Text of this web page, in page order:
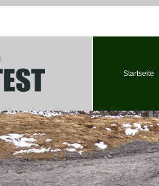
Startseite